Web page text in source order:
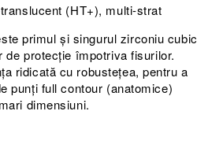
(HT+), multi-strat
primul și singurul zirconiu cubic
de protecție împotriva fisurilor.
ridicată cu robustețea, pentru a
punți full contour (anatomice)
dimensiuni.